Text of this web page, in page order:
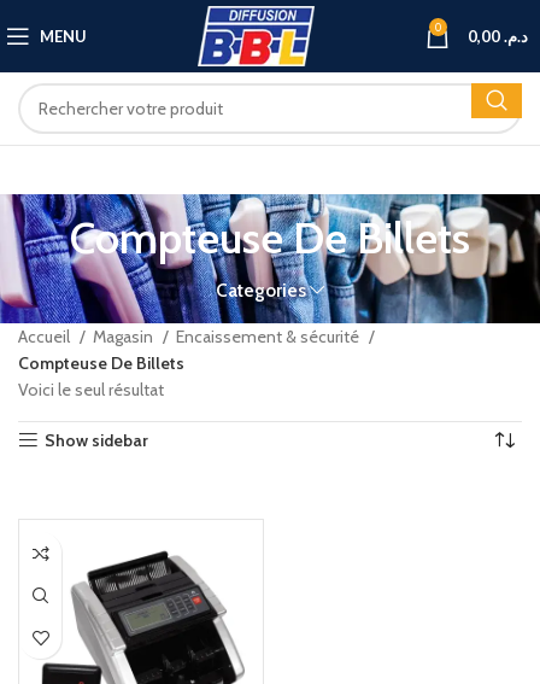
MENU 0 د.م.
Compteuse De Billets
Categories
Accueil Magasin
Encaissement & sécurité
Compteuse De Billets
Voici le seul résultat
Show sidebar